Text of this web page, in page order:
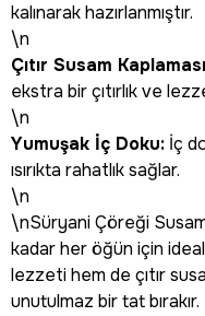
kalınarak hazırlanmıştır.
\n
Çıtır Susam
ekstra bir çıtırlık ve
\n
Yumuşak İç Doku: İç
ısırıkta rahatlık sağlar.
\n
\nSüryani Çöreği
kadar her öğün için
lezzeti hem de çıtır
unutulmaz bir tat bırakır.